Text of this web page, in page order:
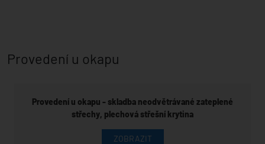
Provedení u okapu
Provedení u okapu - skladba neodvětrávané zateplené
střechy, plechová střešní krytina
ZOBRAZIT